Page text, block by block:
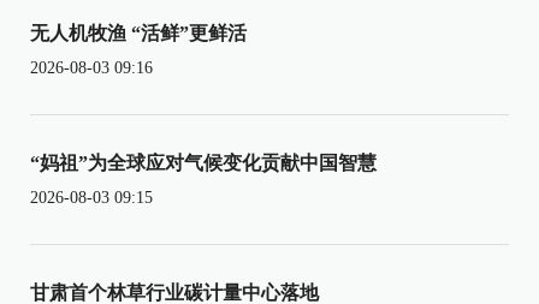
无人机牧渔 “活鲜”更鲜活
2026-08-03 09:16
“妈祖”为全球应对气候变化贡献中国智慧
2026-08-03 09:15
甘肃首个林草行业碳计量中心落地